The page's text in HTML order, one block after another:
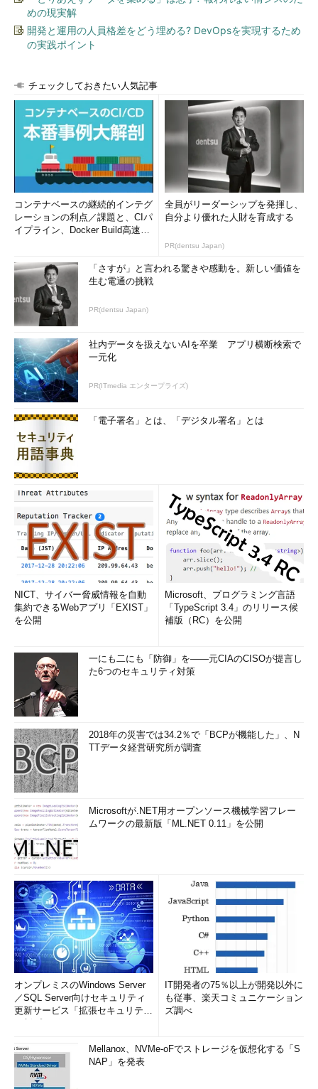
めの現実解
開発と運用の人員格差をどう埋める? DevOpsを実現するため
の実践ポイント
チェックしておきたい人気記事
コンテナベースの継続的インテグ
レーションの利点／課題と、CIパ
イプライン、Docker Build高速化
全員がリーダーシップを発揮し、
自分より優れた人財を育成する
PR(dentsu Japan)
「さすが」と言われる驚きや感動を。新しい価値を
生む電通の挑戦
PR(dentsu Japan)
社内データを扱えないAIを卒業 アプリ横断検索で
一元化
PR(ITmedia エンタープライズ)
「電子署名」とは、「デジタル署名」とは
NICT、サイバー脅威情報を自動
集約できるWebアプリ「EXIST」
を公開
Microsoft、プログラミング言語
「TypeScript 3.4」のリリース候
補版（RC）を公開
一にも二にも「防御」を――元CIAのCISOが提言し
た6つのセキュリティ対策
2018年の災害では34.2％で「BCPが機能した」、N
TTデータ経営研究所が調査
Microsoftが.NET用オープンソース機械学習フレー
ムワークの最新版「ML.NET 0.11」を公開
オンプレミスのWindows Server
／SQL Server向けセキュリティ
更新サービス「拡張セキュリティ
IT開発者の75％以上が開発以外に
も従事、楽天コミュニケーション
ズ調べ
Mellanox、NVMe-oFでストレージを仮想化する「S
NAP」を発表